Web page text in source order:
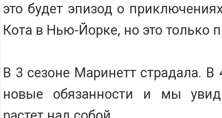
это будет эпизод о
Кота в Нью-Йорке, но это только
В 3 сезоне Маринетт страдала. В
новые обязанности и мы